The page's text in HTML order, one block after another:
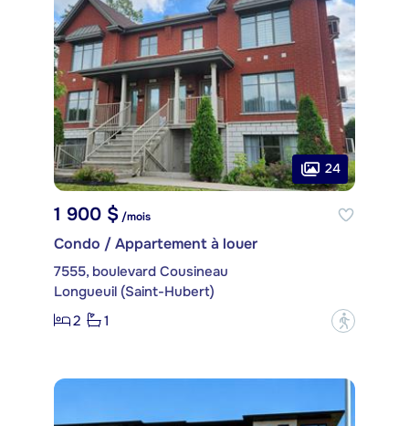
24
1 900 $ /mois
Condo / Appartement à louer
7555, boulevard Cousineau
Longueuil (Saint-Hubert)
2
1 ?